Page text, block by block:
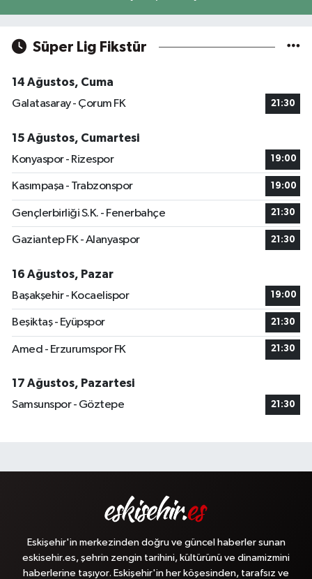
Süper Lig Fikstür
14 Ağustos, Cuma
Galatasaray - Çorum FK
21:30
15 Ağustos, Cumartesi
Konyaspor - Rizespor
19:00
Kasımpaşa - Trabzonspor 19:00
Gençlerbirliği S.K. - Fenerbahçe 21:30
Gaziantep FK - Alanyaspor 21:30
16 Ağustos, Pazar
Başakşehir - Kocaelispor
19:00
Beşiktaş - Eyüpspor 21:30
Amed - Erzurumspor FK 21:30
17 Ağustos, Pazartesi
Samsunspor - Göztepe
21:30
Eskişehir'in merkezinden doğru ve güncel haberler sunan
eskisehir.es, şehrin zengin tarihini, kültürünü ve dinamizmini
haberlerine taşıyor. Eskişehir'in her köşesinden, tarafsız ve